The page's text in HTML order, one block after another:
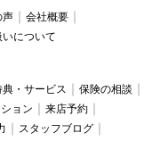
声
会社概要
について
典・サービス
保険の相談
ョン
来店予約
スタッフブログ